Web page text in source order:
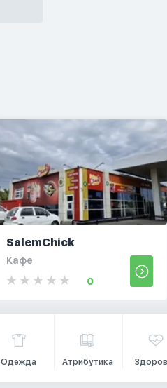
SalemChick
Кафе
0
Одежда Атрибутика